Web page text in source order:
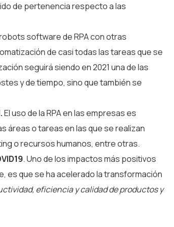
de pertenencia respecto a las
software de RPA con otras
de casi todas las tareas que se
seguirá siendo en 2021 una de las
y de tiempo, sino que también se
El uso de la RPA en las empresas es
áreas o tareas en las que se realizan
o recursos humanos, entre otras.
. Uno de los impactos más positivos
es que se ha acelerado la transformación
eficiencia y calidad de productos y